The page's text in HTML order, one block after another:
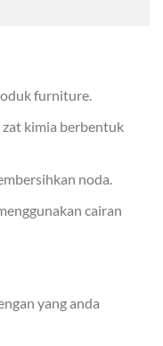
furniture.
zat kimia berbentuk
noda.
cairan
yang anda